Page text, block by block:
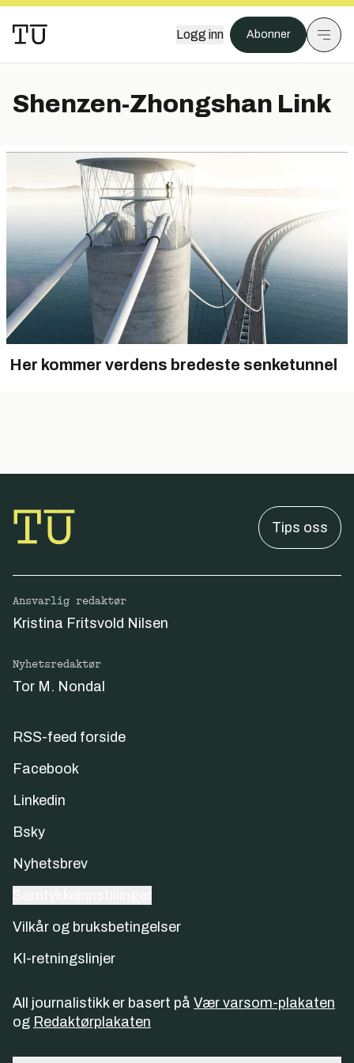
Logg inn Abonner
Shenzen-Zhongshan Link
Her kommer verdens bredeste senketunnel
Tips oss
Ansvarlig redaktør
Kristina Fritsvold Nilsen
Nyhetsredaktør
Tor M. Nondal
RSS-feed forside
Facebook
Linkedin
Bsky
Nyhetsbrev
Vilkår og bruksbetingelser
KI-retningslinjer
All journalistikk er basert på Vær varsom-plakaten
og Redaktørplakaten